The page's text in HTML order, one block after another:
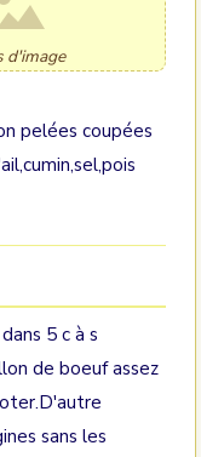
d'image
pelées coupées
5 c à s
de boeuf assez
sans les